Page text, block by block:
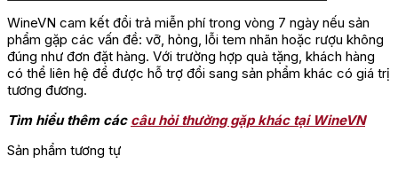
WineVN cam kết đổi trả miễn phí trong vòng 7 ngày nếu sản
phẩm gặp các vấn đề: vỡ, hỏng, lỗi tem nhãn hoặc rượu không
đúng như đơn đặt hàng. Với trường hợp quà tặng, khách hàng
có thể liên hệ để được hỗ trợ đổi sang sản phẩm khác có giá trị
tương đương.
Tìm hiểu thêm các câu hỏi thường gặp khác tại WineVN
Sản phẩm tương tự